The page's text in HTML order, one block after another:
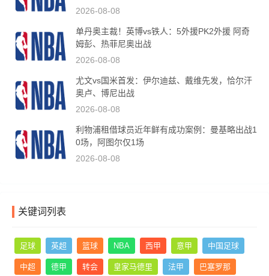
2026-08-08
单丹奥主裁！英博vs铁人：5外援PK2外援 阿奇
姆彭、热菲尼奥出战
2026-08-08
尤文vs国米首发：伊尔迪兹、戴维先发，恰尔汗
奥卢、博尼出战
2026-08-08
利物浦租借球员近年鲜有成功案例：曼基略出战1
0场，阿图尔仅1场
2026-08-08
关键词列表
足球 英超 篮球 NBA 西甲 意甲 中国足球
中超 德甲 转会 皇家马德里 法甲 巴塞罗那